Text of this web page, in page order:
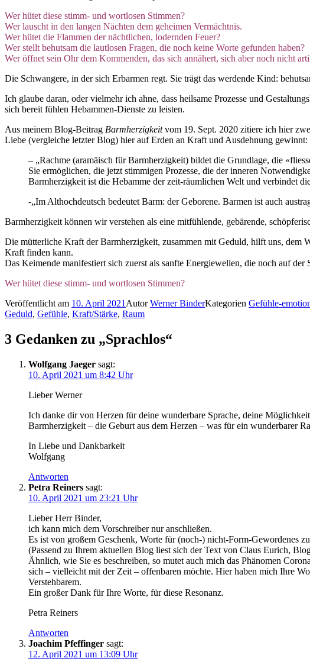
Wer hütet diese stimm- und wortlosen Stimmen?
Wer lauscht in den langen Nächten dem geheimen Vermächtnis.
Wer hütet die Flammen der nächtlichen, lodernden Feuer?
Wer stellt behutsam die lautlosen Fragen, die noch keine Worte gefunden haben?
Wer öffnet sein Ohr dem Kommenden, das sich annähert, sich aber noch nicht
Die Schwangere, in der sich Erbarmen regt. Sie trägt das werdende Kind:
Ich glaube daran, oder vielmehr ich ahne, dass heilsame Prozesse und
sich bereit fühlen Hebammen-Dienste zu leisten.
Aus meinem Blog-Beitrag Barmherzigkeitvom 19. Sept. 2020 zitiere ich hier
Liebe (vergleiche letzter Blog) hier auf Erden an Kraft und Ausdehnung gewinnt:
– „Rachme (aramäisch für Barmherzigkeit) bildet die Grundlage, die
Sie ermöglichen, die jetzt stimmigen Prozesse, die der inneren
Barmherzigkeit ist die Hebamme der zeit-räumlichen Welt und verbindet
-„Im Althochdeutsch bedeutet Barm: der Geborene. Barmen ist auch
Barmherzigkeit können wir verstehen als eine mitfühlende, gebärende,
Die mütterliche Kraft der Barmherzigkeit, zusammen mit Geduld, hilft uns, dem
Kraft finden kann.
Das Keimende manifestiert sich zuerst als sanfte Energiewellen, die noch auf
Wer hütet diese stimm- und wortlosen Stimmen?
Veröffentlicht am 10. April 2021 AutorWerner BinderKategorien Gefühle-
Geduld, Gefühle, Kraft/Stärke, Raum
3 Gedanken zu „Sprachlos“
Wolfgang Jaeger sagt:
10. April 2021 um 8:42 Uhr
Lieber Werner
Ich danke dir von Herzen für deine wunderbare Sprache, deine
Barmherzigkeit – die Geburt aus dem Herzen – was für ein wunderbarer
In Liebe und Dankbarkeit
Wolfgang
Antworten
Petra Reiners sagt:
10. April 2021 um 23:21 Uhr
Lieber Herr Binder,
ich kann mich dem Vorschreiber nur anschließen.
Es ist von großem Geschenk, Worte für (noch-) nicht-Form-Gewordenes
(Passend zu Ihrem aktuellen Blog liest sich der Text von Claus Eurich,
Ähnlich, wie Sie es beschreiben, so mutet auch mich das Phänomen
sich – vielleicht mit der Zeit – offenbaren möchte. Hier haben mich Ihre
Verstehbarem.
Ein großer Dank für Ihre Worte, für diese Resonanz.
Petra Reiners
Antworten
Joachim Pfeffinger sagt:
12. April 2021 um 13:09 Uhr